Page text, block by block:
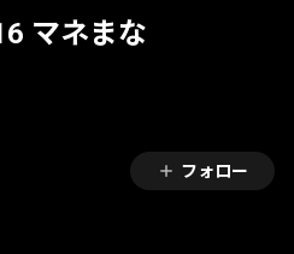
マネまな
フォロー